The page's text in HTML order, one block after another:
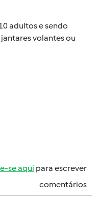
adultos e sendo
volantes ou
se aqui para escrever
comentários